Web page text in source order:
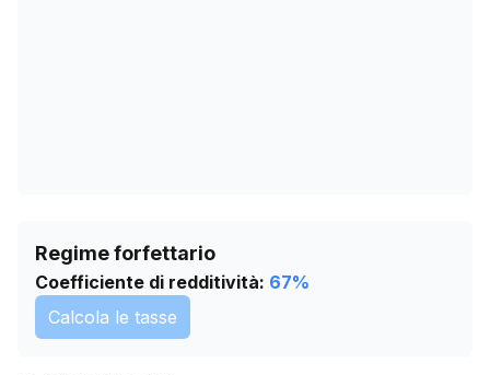
Regime forfettario
Coefficiente di redditività: 67%
Calcola le tasse